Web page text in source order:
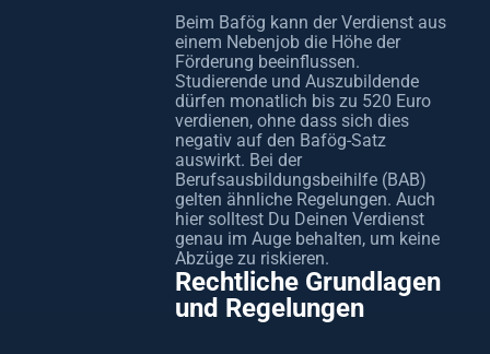
Beim Bafög kann der Verdienst aus
einem Nebenjob die Höhe der
Förderung beeinflussen.
Studierende und Auszubildende
dürfen monatlich bis zu 520 Euro
verdienen, ohne dass sich dies
negativ auf den Bafög-Satz
auswirkt. Bei der
Berufsausbildungsbeihilfe (BAB)
gelten ähnliche Regelungen. Auch
hier solltest Du Deinen Verdienst
genau im Auge behalten, um keine
Abzüge zu riskieren.
Rechtliche Grundlagen
und Regelungen